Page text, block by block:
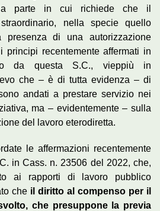
parte in cui richiede che il
nella specie quello
presenza di una autorizzazione
principi recentemente affermati in
da questa S.C., vieppiù in
che – è di tutta evidenza – di
andati a prestare servizio nei
ma – evidentemente – sulla
del lavoro eterodiretta.
le affermazioni recentemente
in Cass. n. 23506 del 2022, che,
ai rapporti di lavoro pubblico
che il diritto al compenso per il
che presuppone la previa